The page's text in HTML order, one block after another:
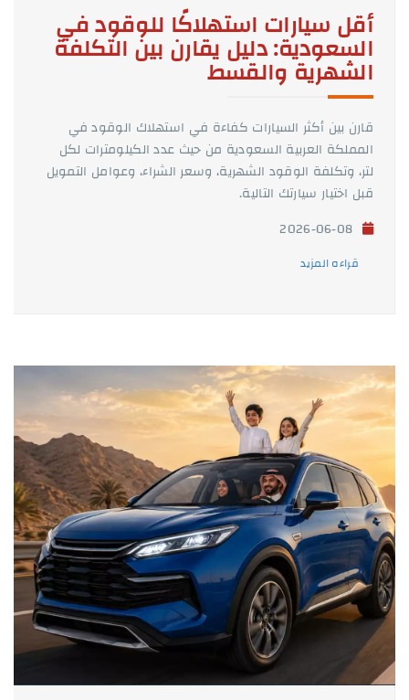
أقل سيارات استهلاكًا للوقود في
السعودية: دليل يقارن بين التكلفة
الشهرية والقسط
قارن بين أكثر السيارات كفاءة في استهلاك الوقود في
المملكة العربية السعودية من حيث عدد الكيلومترات لكل
لتر، وتكلفة الوقود الشهرية، وسعر الشراء، وعوامل التمويل
قبل اختيار سيارتك التالية.
قراءه المزيد